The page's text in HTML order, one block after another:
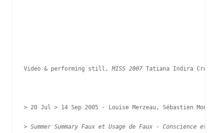
Video & performing still, MISS 2007 Tatiana Indira Cruz
> 20 Jul > 14 Sep 2005 - Louise Merzeau, Sébastien
> Summer Summary Faux et Usage de Faux - Conscience et